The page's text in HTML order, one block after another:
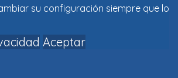
su configuración siempre que lo
Aceptar